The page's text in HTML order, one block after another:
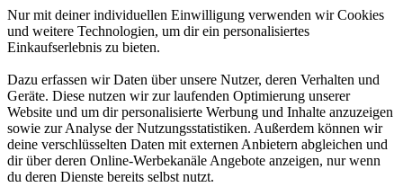
Nur mit deiner individuellen Einwilligung verwenden wir Cookies
und weitere Technologien, um dir ein personalisiertes
Einkaufserlebnis zu bieten.
Dazu erfassen wir Daten über unsere Nutzer, deren Verhalten und
Geräte. Diese nutzen wir zur laufenden Optimierung unserer
Website und um dir personalisierte Werbung und Inhalte anzuzeigen
sowie zur Analyse der Nutzungsstatistiken. Außerdem können wir
deine verschlüsselten Daten mit externen Anbietern abgleichen und
dir über deren Online-Werbekanäle Angebote anzeigen, nur wenn
du deren Dienste bereits selbst nutzt.